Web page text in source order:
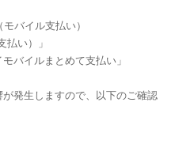
バイル支払い）
払い）」
バイルまとめて支払い」
発生しますので、以下のご確認